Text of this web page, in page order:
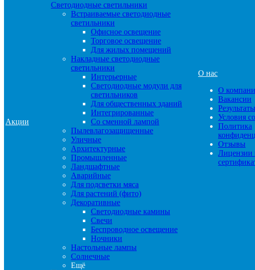
Акции
Светодиодные светильники
Встраиваемые светодиодные
светильники
Офисное освещение
Торговое освещение
Для жилых помещений
Накладные светодиодные
светильники
Интерьерные
Светодиодные модули для
светильников
Для общественных зданий
Интегрированные
Со сменной лампой
Пылевлагозащищенные
Уличные
Архитектурные
Промышленные
Ландшафтные
Аварийные
Для подсветки мяса
Для растений (фито)
Декоративные
Светодиодные камины
Свечи
Беспроводное освещение
Ночники
Настольные лампы
Солнечные
Ещё
О нас
О
Вакансии
Условия
Политика
Отзывы
Лицензии